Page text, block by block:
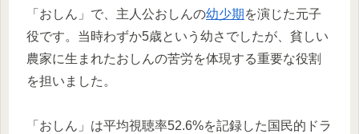
「おしん」で、主人公おしんの幼少期 を演じた元子
役です。当時わずか5歳という幼さでしたが、貧しい
農家に生まれたおしんの苦労を体現する重要な役割
を担いました。
「おしん」は平均視聴率52.6%を記録した国民的ドラ